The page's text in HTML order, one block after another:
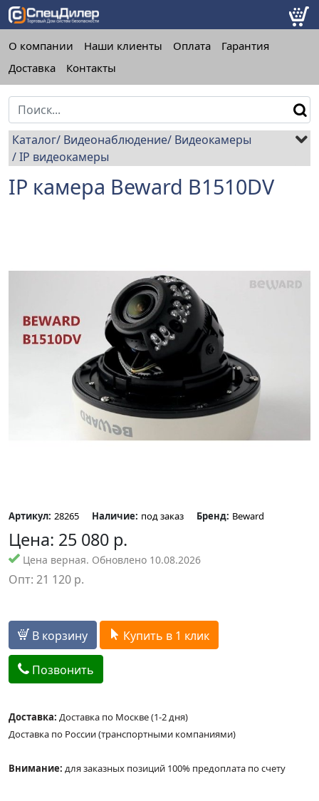
О компании Наши клиенты Оплата
Гарантия
Доставка
Контакты
Каталог Видеонаблюдение Видеокамеры
IP видеокамеры
IP камера Beward B1510DV
Артикул: 28265 Наличие: под заказ Бренд: Beward
Цена: 25 080 р.
Цена верная. Обновлено 10.08.2026
Опт: 21 120 р.
В корзину Купить в 1 клик
Позвонить
Доставка: Доставка по Москве (1-2 дня)
Доставка по России (транспортными компаниями)
Внимание: для заказных позиций 100% предоплата по счету